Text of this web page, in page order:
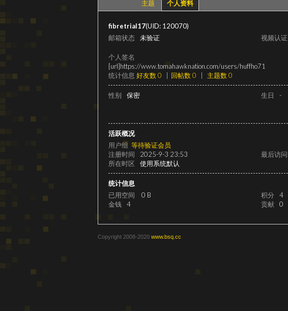
主题 个人资料
fibretrial17(UID: 120070)
邮箱状态
未验证 视频认证
个人签名
[url]https://www.tomahawknation.com/users/huffho71
统计信息 好友数 0 回帖数 0 主题数 0
性别 保密 生日 -
活跃概况
用户组 等待验证会员
注册时间
2025-9-3 23:53 最后访问
所在时区
使用系统默认
统计信息
已用空间
0 B 积分 4
金钱
4 贡献 0
Copyright 2008-2020 www.bsq.cc